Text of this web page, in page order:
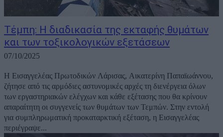
Τέμπη: Η διαδικασία της εκταφής θυμάτων
και των τοξικολογικών εξετάσεων
07/10/2025
Η Εισαγγελέας Πρωτοδικών Λάρισας, Αικατερίνη Παπαϊωάννου,
ζήτησε από τις αρμόδιες αστυνομικές αρχές τη διενέργεια όλων
των εργαστηριακών ελέγχων και κάθε εξέτασης που θα κρίνουν
απαραίτητη οι συγγενείς των θυμάτων των Τεμπών. Στην εντολή
για συμπληρωματική προκαταρκτική εξέταση, η Εισαγγελέας
περιέγραψε...